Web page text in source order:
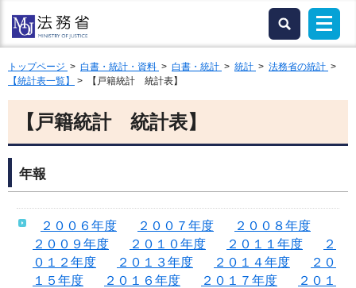
トップページ > 白書・統計・資料 > 白書・統計 > 統計 > 法務省の統計 >
【統計表一覧】
> 【戸籍統計 統計表】
【戸籍統計 統計表】
年報
２００６年度 ２００７年度
２００８年度
２００９年度
２０１０年度 ２０１１年度
２
０１２年度
２０１３年度 ２０１４年度
２０
１５年度
２０１６年度 ２０１７年度
２０１